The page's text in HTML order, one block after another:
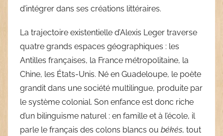
d’intégrer dans ses créations littéraires.
La trajectoire existentielle d’Alexis Leger traverse
quatre grands espaces géographiques : les
Antilles françaises, la France métropolitaine, la
Chine, les États-Unis. Né en Guadeloupe, le poète
grandit dans une société multilingue, produite par
le système colonial. Son enfance est donc riche
d’un bilinguisme naturel : en famille et à l’école, il
parle le français des colons blancs ou békés, tout